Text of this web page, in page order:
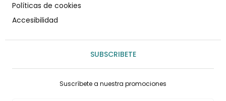
Políticas de cookies
Accesibilidad
SUBSCRIBETE
Suscríbete a nuestra promociones